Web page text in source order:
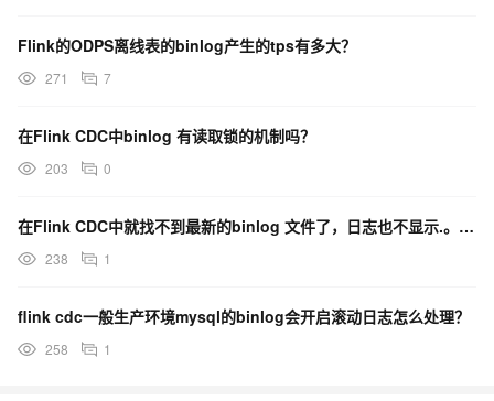
Flink的ODPS离线表的binlog产生的tps有多大？
271 7
在Flink CDC中binlog 有读取锁的机制吗？
203 0
在Flink CDC中就找不到最新的binlog 文件了，日志也不显示.。所以现在不知道最新是哪个？
238 1
flink cdc一般生产环境mysql的binlog会开启滚动日志怎么处理？
258 1